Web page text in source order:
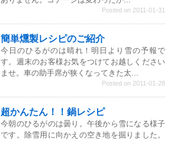
Posted on 2011-01-31
簡単燻製レシピのご紹介
今日のひるがのは晴れ！明日より雪の予報で
す。週末のお客様お気をつけてお越しください
ませ。車の助手席が狭くなってきた太...
Posted on 2011-01-28
超かんたん！！鍋レシピ
今朝のひるがのは曇り。午後から雪になる様子
です。除雪用に向かえの空き地を掘りました。